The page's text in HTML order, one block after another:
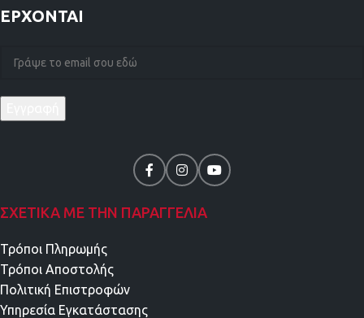
ΕΡΧΟΝΤΑΙ
ΣΧΕΤΙΚΑ ΜΕ ΤΗΝ ΠΑΡΑΓΓΕΛΙΑ
Τρόποι Πληρωμής
Τρόποι Αποστολής
Πολιτική Επιστροφών
Υπηρεσία Εγκατάστασης